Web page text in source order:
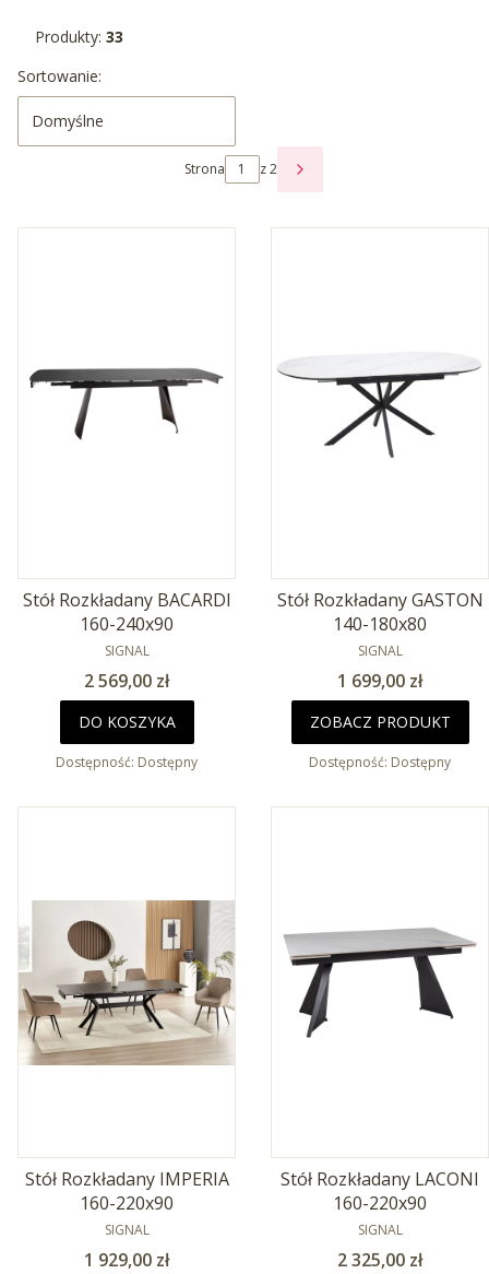
Produkty: 33
Lista produktów
Sortowanie:
Domyślne
Strona z 2
NASTĘPNE PRODUKTY
Stół Rozkładany BACARDI
160-240x90
PRODUCENT
SIGNAL
Cena
2 569,00 zł
DO KOSZYKA
Dostępność: Dostępny
Stół Rozkładany GASTON
140-180x80
PRODUCENT
SIGNAL
Cena
1 699,00 zł
ZOBACZ PRODUKT
Dostępność: Dostępny
Stół Rozkładany IMPERIA
160-220x90
PRODUCENT
SIGNAL
Cena
1 929,00 zł
Stół Rozkładany LACONI
160-220x90
PRODUCENT
SIGNAL
Cena
2 325,00 zł